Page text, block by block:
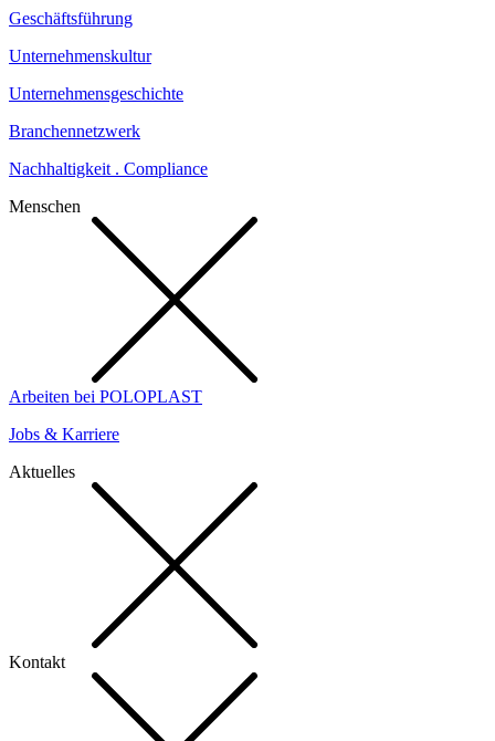
Geschäftsführung
Unternehmenskultur
Unternehmensgeschichte
Branchennetzwerk
Nachhaltigkeit . Compliance
Menschen
Arbeiten bei POLOPLAST
Jobs & Karriere
Aktuelles
Kontakt